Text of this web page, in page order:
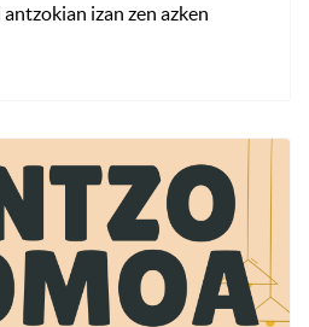
izan zen azken